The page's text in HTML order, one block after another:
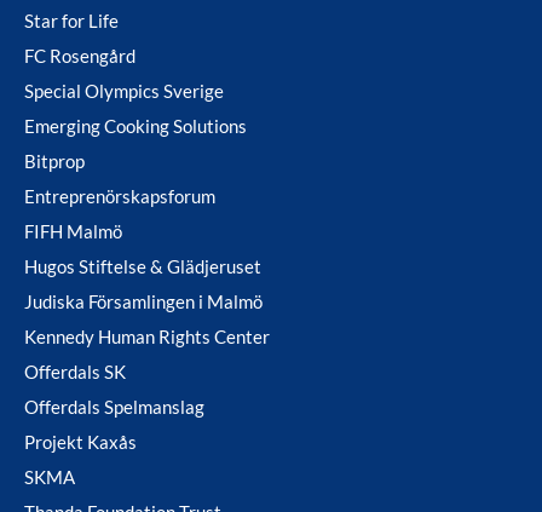
Star for Life
FC Rosengård
Special Olympics Sverige
Emerging Cooking Solutions
Bitprop
Entreprenörskapsforum
FIFH Malmö
Hugos Stiftelse & Glädjeruset
Judiska Församlingen i Malmö
Kennedy Human Rights Center
Offerdals SK
Offerdals Spelmanslag
Projekt Kaxås
SKMA